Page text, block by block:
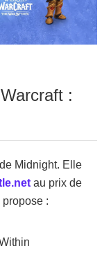
:
Midnight. Elle
au prix de
: